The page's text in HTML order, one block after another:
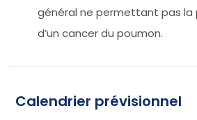
général ne permettant pas la
d’un cancer du poumon.
Calendrier prévisionnel